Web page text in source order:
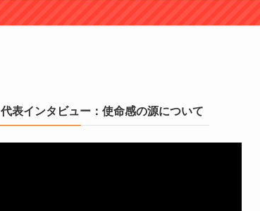
代表インタビュー：使命感の源について